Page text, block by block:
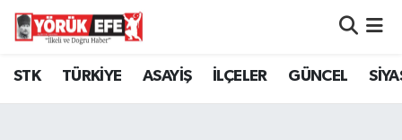
STK TÜRKİYE ASAYİŞ İLÇELER GÜNCEL
Aydın Nöbetçi Eczaneler